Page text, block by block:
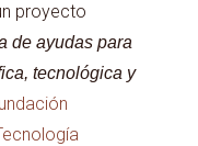
proyecto
de ayudas para
tecnológica y